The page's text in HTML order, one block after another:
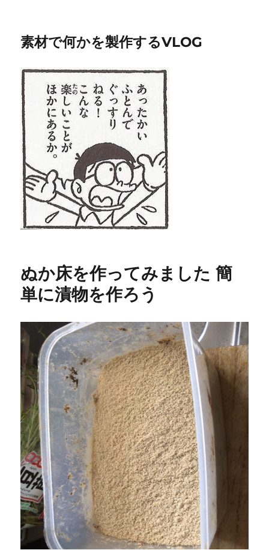
素材で何かを製作するVLOG
ぬか床を作ってみました 簡
単に漬物を作ろう